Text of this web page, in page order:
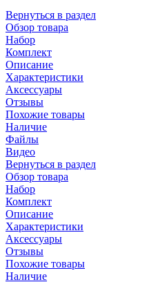
Вернуться в раздел
Обзор товара
Набор
Комплект
Описание
Характеристики
Аксессуары
Отзывы
Похожие товары
Наличие
Файлы
Видео
Вернуться в раздел
Обзор товара
Набор
Комплект
Описание
Характеристики
Аксессуары
Отзывы
Похожие товары
Наличие